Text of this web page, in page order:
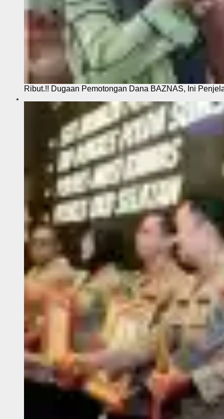
Ribut.!! Dugaan Pemotongan Dana BAZNAS, Ini